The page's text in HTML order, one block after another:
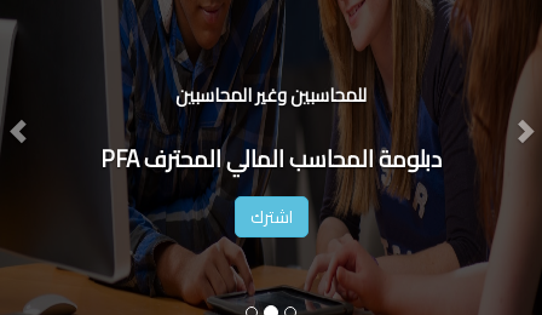
للمحاسبين وغير المحاسبين
دبلومة المحاسب المالي المحترف PFA
اشترك